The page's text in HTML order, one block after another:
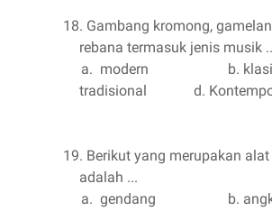
18. Gambang kromong,
rebana termasuk jenis musik
a. modern b.
tradisional
d.
19. Berikut yang merupakan
adalah ...
a. gendang b.